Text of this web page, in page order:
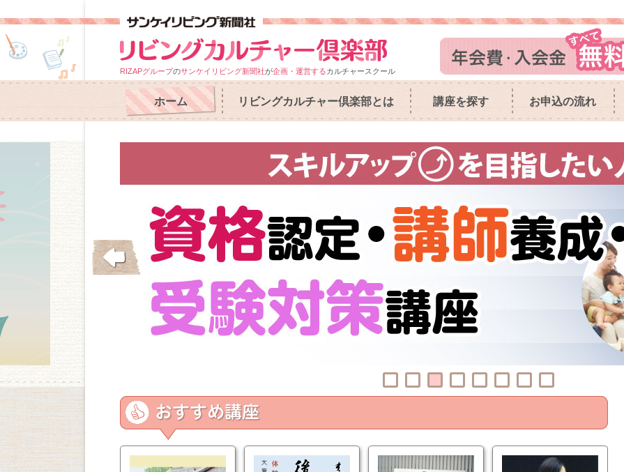
RIZAPグループのサンケイリビング新聞社が企画・運営するカルチャースクール
ホーム リビングカルチャー倶楽部とは 講座を探す お申込の流れ